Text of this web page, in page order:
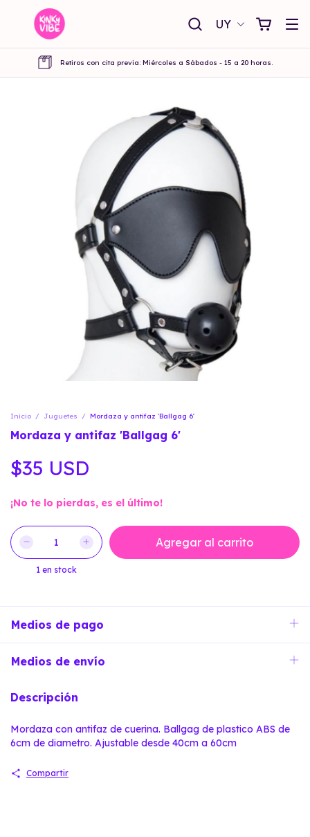
UY
Retiros con cita previa: Miércoles a Sábados - 15 a 20 horas.
Inicio / Juguetes / Mordaza y antifaz 'Ballgag 6'
Mordaza y antifaz 'Ballgag 6'
$35 USD
¡No te lo pierdas, es el último!
1en stock
Medios de pago
Medios de envío
Descripción
Mordaza con antifaz de cuerina. Ballgag de plastico ABS de
6cm de diametro. Ajustable desde 40cm a 60cm
Compartir